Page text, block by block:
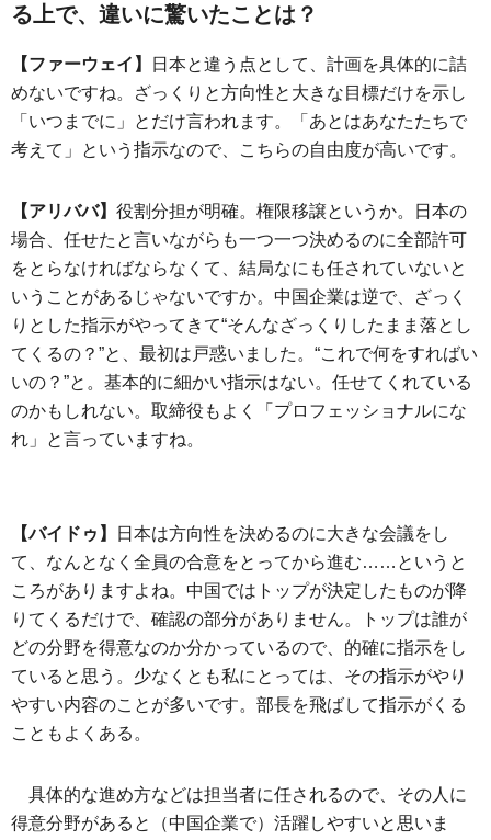
る上で、違いに驚いたことは？
【ファーウェイ】
日本と違う点として、計画を具体的に詰
めないですね。ざっくりと方向性と大きな目標だけを示し
「いつまでに」とだけ言われます。「あとはあなたたちで
考えて」という指示なので、こちらの自由度が高いです。
【アリババ】 役割分担が明確。権限移譲というか。日本の
場合、任せたと言いながらも一つ一つ決めるのに全部許可
をとらなければならなくて、結局なにも任されていないと
いうことがあるじゃないですか。中国企業は逆で、ざっく
りとした指示がやってきて“そんなざっくりしたまま落とし
てくるの？”と、最初は戸惑いました。“これで何をすればい
いの？”と。基本的に細かい指示はない。任せてくれている
のかもしれない。取締役もよく「プロフェッショナルにな
れ」と言っていますね。
【バイドゥ】
日本は方向性を決めるのに大きな会議をし
て、なんとなく全員の合意をとってから進む……というと
ころがありますよね。中国ではトップが決定したものが降
りてくるだけで、確認の部分がありません。トップは誰が
どの分野を得意なのか分かっているので、的確に指示をし
ていると思う。少なくとも私にとっては、その指示がやり
やすい内容のことが多いです。部長を飛ばして指示がくる
こともよくある。
具体的な進め方などは担当者に任されるので、その人に
得意分野があると（中国企業で）活躍しやすいと思いま